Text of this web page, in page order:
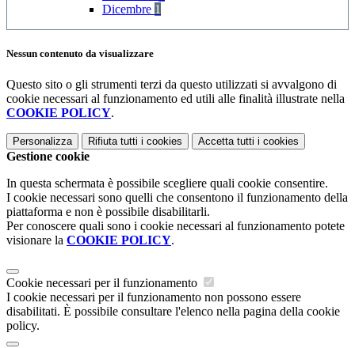
Dicembre 1
Nessun contenuto da visualizzare
Questo sito o gli strumenti terzi da questo utilizzati si avvalgono di
cookie necessari al funzionamento ed utili alle finalità illustrate nella
COOKIE POLICY.
Personalizza Rifiuta tutti i cookies Accetta tutti i cookies
Gestione cookie
In questa schermata è possibile scegliere quali cookie consentire.
I cookie necessari sono quelli che consentono il funzionamento della
piattaforma e non è possibile disabilitarli.
Per conoscere quali sono i cookie necessari al funzionamento potete
visionare la COOKIE POLICY.
Cookie necessari per il funzionamento
I cookie necessari per il funzionamento non possono essere
disabilitati. È possibile consultare l'elenco nella pagina della cookie
policy.